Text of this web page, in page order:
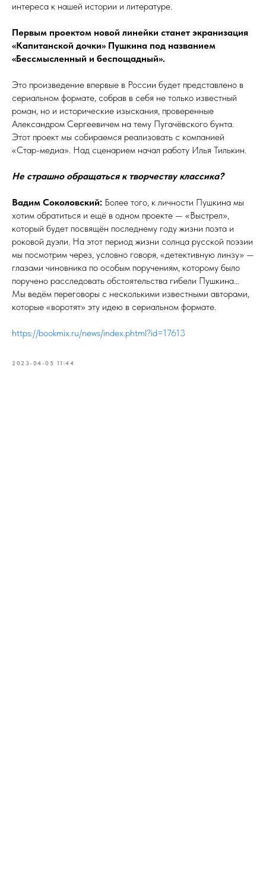
интереса к нашей истории и литературе.
Первым проектом новой линейки станет экранизация
«Капитанской дочки» Пушкина под названием
«Бессмысленный и беспощадный».
Это произведение впервые в России будет представлено в
сериальном формате, собрав в себя не только известный
роман, но и исторические изыскания, проверенные
Александром Сергеевичем на тему Пугачёвского бунта.
Этот проект мы собираемся реализовать с компанией
«Стар-медиа». Над сценарием начал работу Илья Тилькин.
Не страшно обращаться к творчеству классика?
Вадим Соколовский: Более того, к личности Пушкина мы
хотим обратиться и ещё в одном проекте — «Выстрел»,
который будет посвящён последнему году жизни поэта и
роковой дуэли. На этот период жизни солнца русской поэзии
мы посмотрим через, условно говоря, «детективную линзу» —
глазами чиновника по особым поручениям, которому было
поручено расследовать обстоятельства гибели Пушкина…
Мы ведём переговоры с несколькими известными авторами,
которые «воротят» эту идею в сериальном формате.
https://bookmix.ru/news/index.phtml?id=17613
2023-04-05 11:44